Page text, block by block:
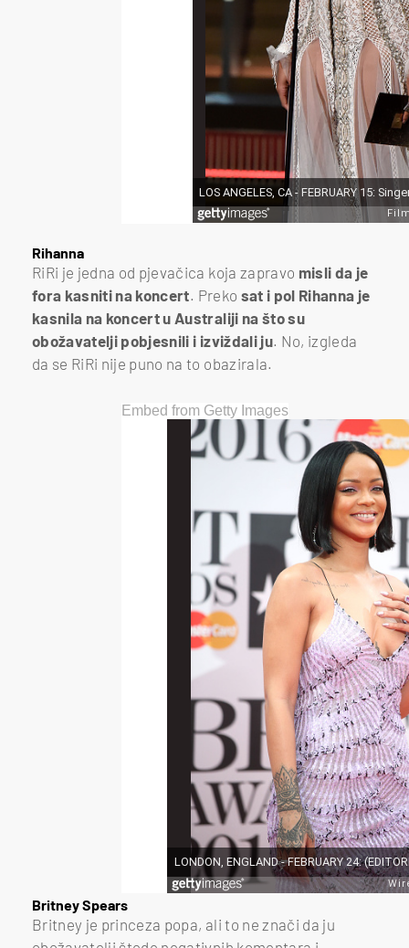
Rihanna
RiRi je jedna od pjevačica koja zapravo misli da je
fora kasniti na koncert. Preko sat i pol Rihanna je
kasnila na koncert u Australiji na što su
obožavatelji pobjesnili i izviždali ju. No, izgleda
da se RiRi nije puno na to obazirala.
Embed from Getty Images
Britney Spears
Britney je princeza popa, ali to ne znači da ju